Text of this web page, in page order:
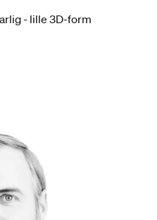
- lille 3D-form